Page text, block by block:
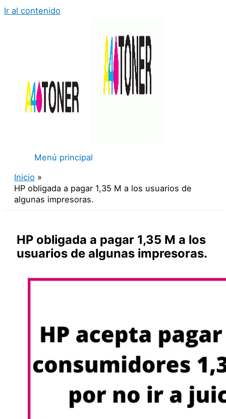
Ir al contenido
Menú principal
Inicio
HP obligada a pagar 1,35 M a los usuarios de
algunas impresoras.
HP obligada a pagar 1,35 M a los
usuarios de algunas impresoras.